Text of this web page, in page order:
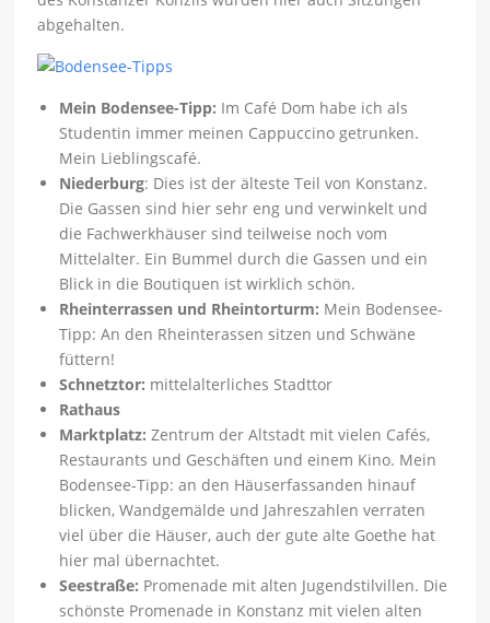
abgehalten.
Mein Bodensee-Tipp: Im Café Dom habe ich als
Studentin immer meinen Cappuccino getrunken.
Mein Lieblingscafé.
Niederburg: Dies ist der älteste Teil von Konstanz.
Die Gassen sind hier sehr eng und verwinkelt und
die Fachwerkhäuser sind teilweise noch vom
Mittelalter. Ein Bummel durch die Gassen und ein
Blick in die Boutiquen ist wirklich schön.
Rheinterrassen und Rheintorturm: Mein Bodensee-
Tipp: An den Rheinterassen sitzen und Schwäne
füttern!
Schnetztor: mittelalterliches Stadttor
Rathaus
Marktplatz:Zentrum der Altstadt mit vielen Cafés,
Restaurants und Geschäften und einem Kino. Mein
Bodensee-Tipp: an den Häuserfassanden hinauf
blicken, Wandgemälde und Jahreszahlen verraten
viel über die Häuser, auch der gute alte Goethe hat
hier mal übernachtet.
Seestraße: Promenade mit alten Jugendstilvillen. Die
schönste Promenade in Konstanz mit vielen alten